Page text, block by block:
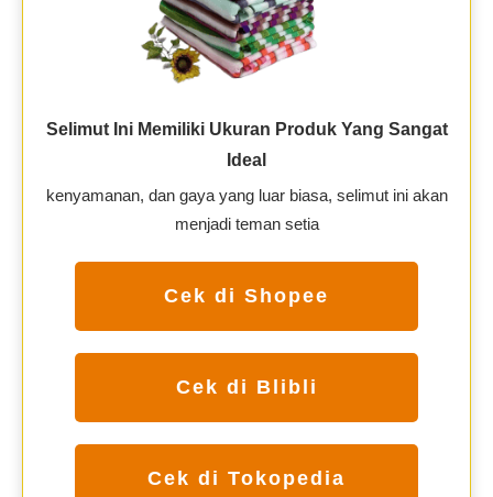
Selimut Ini Memiliki Ukuran Produk Yang Sangat
Ideal
kenyamanan, dan gaya yang luar biasa, selimut ini akan
menjadi teman setia
Cek di Shopee
Cek di Blibli
Cek di Tokopedia